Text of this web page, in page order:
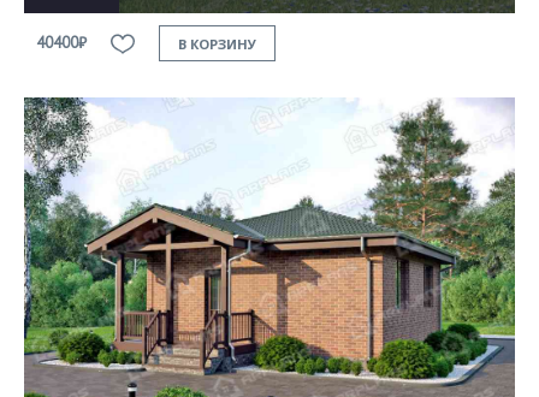
40400₽ В КОРЗИНУ